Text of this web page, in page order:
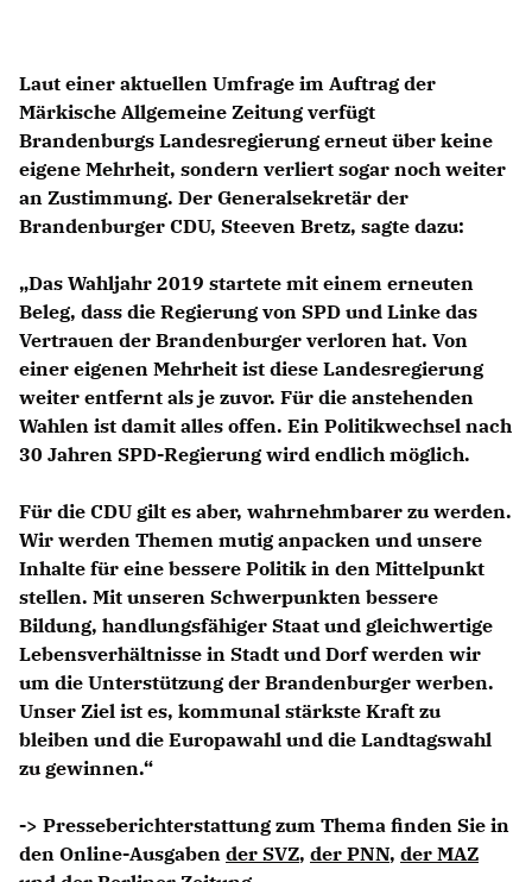
Laut einer aktuellen Umfrage im Auftrag der
Märkische Allgemeine Zeitung verfügt
Brandenburgs Landesregierung erneut über keine
eigene Mehrheit, sondern verliert sogar noch weiter
an Zustimmung. Der Generalsekretär der
Brandenburger CDU, Steeven Bretz, sagte dazu:
Das Wahljahr 2019 startete mit einem erneuten
Beleg, dass die Regierung von SPD und Linke das
Vertrauen der Brandenburger verloren hat. Von
einer eigenen Mehrheit ist diese Landesregierung
weiter entfernt als je zuvor. Für die anstehenden
Wahlen ist damit alles offen. Ein Politikwechsel nach
30 Jahren SPD-Regierung wird endlich möglich.
Für die CDU gilt es aber, wahrnehmbarer zu werden.
Wir werden Themen mutig anpacken und unsere
Inhalte für eine bessere Politik in den Mittelpunkt
stellen. Mit unseren Schwerpunkten bessere
Bildung, handlungsfähiger Staat und gleichwertige
Lebensverhältnisse in Stadt und Dorf werden wir
um die Unterstützung der Brandenburger werben.
Unser Ziel ist es, kommunal stärkste Kraft zu
bleiben und die Europawahl und die Landtagswahl
zu gewinnen.“
-> Presseberichterstattung zum Thema finden Sie in
den Online-Ausgaben der SVZ, der PNN, der MAZ